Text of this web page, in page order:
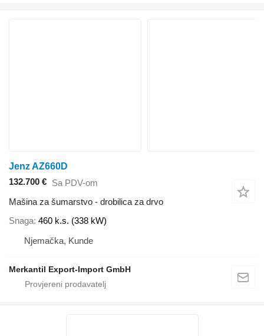
Jenz AZ660D
132.700 € Sa PDV-om
Mašina za šumarstvo - drobilica za drvo
Snaga 460 k.s. (338 kW)
Njemačka, Kunde
Merkantil Export-Import GmbH